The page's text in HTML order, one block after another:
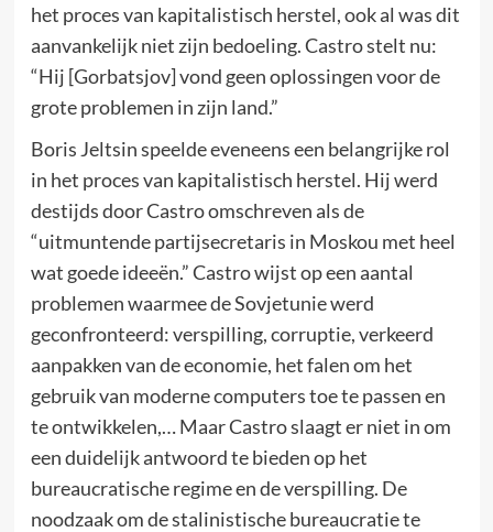
het proces van kapitalistisch herstel, ook al was dit
aanvankelijk niet zijn bedoeling. Castro stelt nu:
“Hij [Gorbatsjov] vond geen oplossingen voor de
grote problemen in zijn land.”
Boris Jeltsin speelde eveneens een belangrijke rol
in het proces van kapitalistisch herstel. Hij werd
destijds door Castro omschreven als de
“uitmuntende partijsecretaris in Moskou met heel
wat goede ideeën.” Castro wijst op een aantal
problemen waarmee de Sovjetunie werd
geconfronteerd: verspilling, corruptie, verkeerd
aanpakken van de economie, het falen om het
gebruik van moderne computers toe te passen en
te ontwikkelen,… Maar Castro slaagt er niet in om
een duidelijk antwoord te bieden op het
bureaucratische regime en de verspilling. De
noodzaak om de stalinistische bureaucratie te